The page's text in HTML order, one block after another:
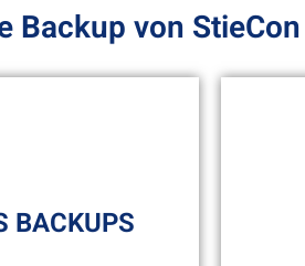
Backup von
BACKUPS